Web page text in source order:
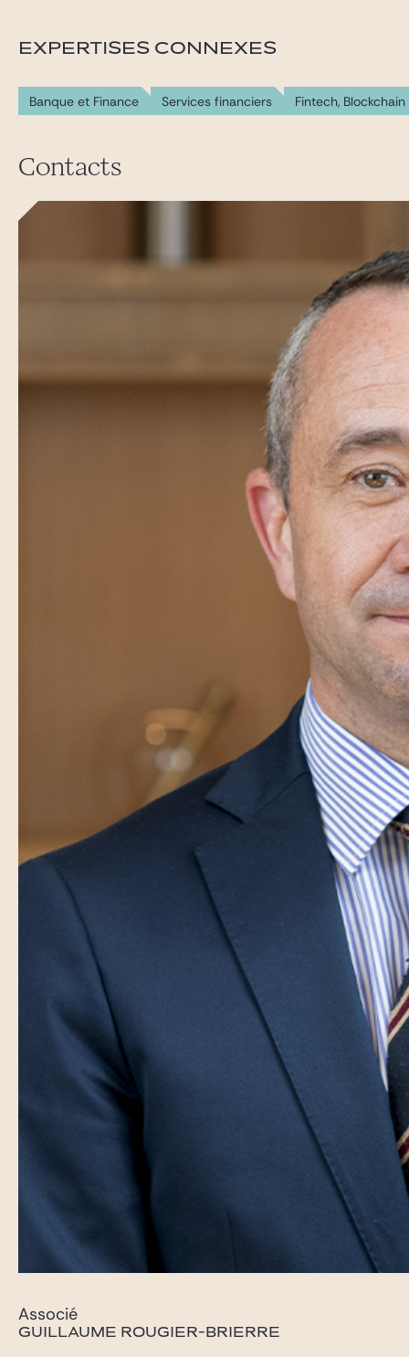
EXPERTISES CONNEXES
Banque et Finance Services financiers Fintech,
Contacts
Associé
GUILLAUME ROUGIER-BRIERRE